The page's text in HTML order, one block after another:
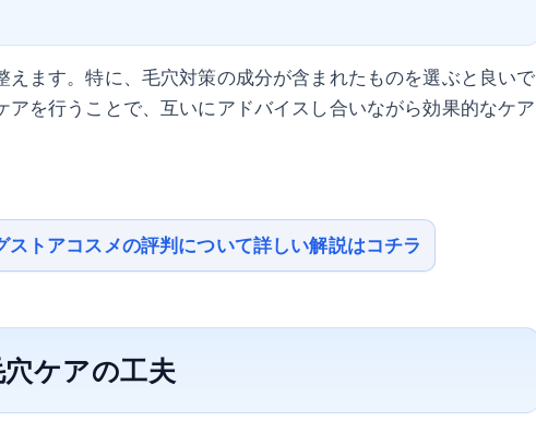
ます。特に、毛穴対策の成分が含まれたものを選ぶと良いで
アを行うことで、互いにアドバイスし合いながら効果的なケア
トアコスメの評判について詳しい解説はコチラ
ケアの工夫